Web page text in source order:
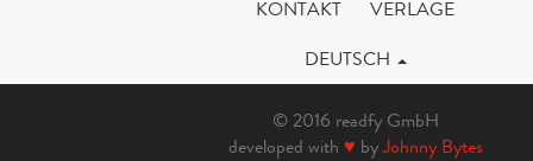
KONTAKT
VERLAGE
DEUTSCH
© 2016 readfy GmbH
developed with ♥ byJohnny Bytes